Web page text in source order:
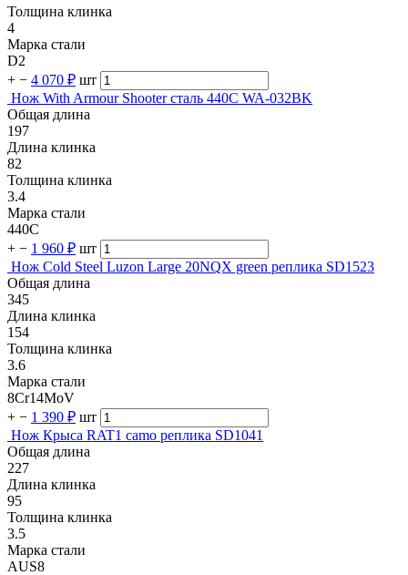
Толщина клинка
4
Марка стали
D2
+ − 4 070 ₽ шт
Нож With Armour Shooter сталь 440C WA-032BK
Общая длина
197
Длина клинка
82
Толщина клинка
3.4
Марка стали
440C
+ − 1 960 ₽ шт
Нож Cold Steel Luzon Large 20NQX green реплика SD1523
Общая длина
345
Длина клинка
154
Толщина клинка
3.6
Марка стали
8Cr14MoV
+ − 1 390 ₽ шт
Нож Крыса RAT1 camo реплика SD1041
Общая длина
227
Длина клинка
95
Толщина клинка
3.5
Марка стали
AUS8